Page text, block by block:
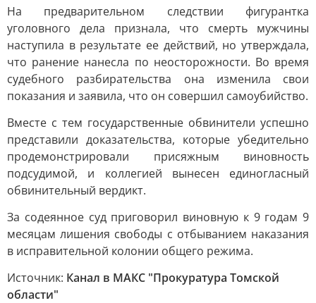
На предварительном следствии фигурантка
уголовного дела признала, что смерть мужчины
наступила в результате ее действий, но утверждала,
что ранение нанесла по неосторожности. Во время
судебного разбирательства она изменила свои
показания и заявила, что он совершил самоубийство.
Вместе с тем государственные обвинители успешно
представили доказательства, которые убедительно
продемонстрировали присяжным виновность
подсудимой, и коллегией вынесен единогласный
обвинительный вердикт.
За содеянное суд приговорил виновную к 9 годам 9
месяцам лишения свободы с отбыванием наказания
в исправительной колонии общего режима.
Источник: Канал в МАКС "Прокуратура Томской
области"